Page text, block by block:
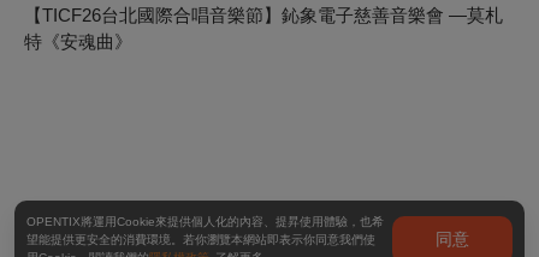
【TICF26台北國際合唱音樂節】鈊象電子慈善音樂會 —莫札
特《安魂曲》
OPENTIX將運用Cookie來提供個人化的內容、提昇使用體驗，也希
望能提供更安全的消費環境。若你瀏覽本網站即表示你同意我們使
同意